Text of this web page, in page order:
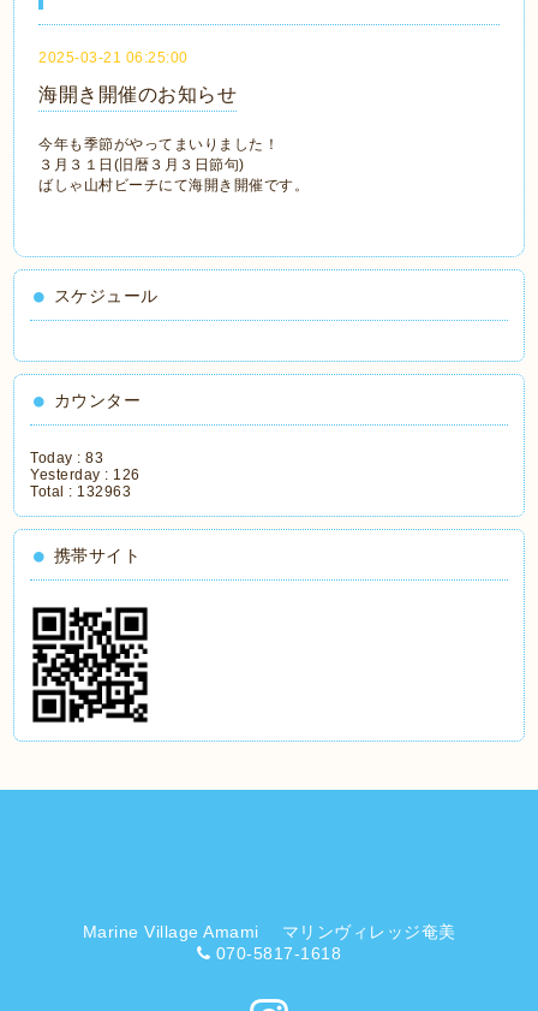
2025-03-21 06:25:00
海開き開催のお知らせ
今年も季節がやってまいりました！
３月３１日(旧暦３月３日節句)
ばしゃ山村ビーチにて海開き開催です。
スケジュール
カウンター
Today :83
Yesterday : 126
Total : 132963
携帯サイト
Marine Village Amami マリンヴィレッジ奄美
070-5817-1618